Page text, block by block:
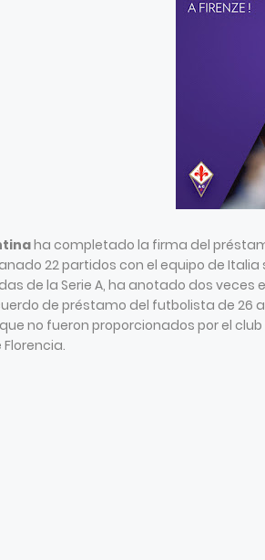
ha completado la firma del
22 partidos con el equipo de Italia
de la Serie A, ha anotado dos
de préstamo del futbolista de 26
no fueron proporcionados por el
Florencia.